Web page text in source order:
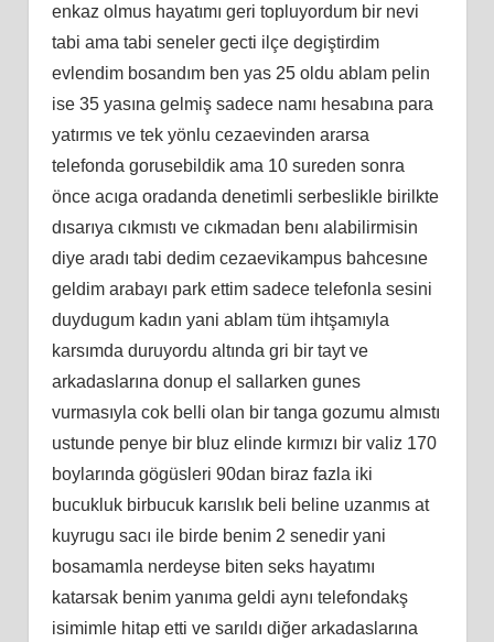
enkaz olmus hayatımı geri topluyordum bir nevi
tabi ama tabi seneler gecti ilçe degiştirdim
evlendim bosandım ben yas 25 oldu ablam pelin
ise 35 yasına gelmiş sadece namı hesabına para
yatırmıs ve tek yönlu cezaevinden ararsa
telefonda gorusebildik ama 10 sureden sonra
önce acıga oradanda denetimli serbeslikle birilkte
dısarıya cıkmıstı ve cıkmadan benı alabilirmisin
diye aradı tabi dedim cezaevikampus bahcesıne
geldim arabayı park ettim sadece telefonla sesini
duydugum kadın yani ablam tüm ihtşamıyla
karsımda duruyordu altında gri bir tayt ve
arkadaslarına donup el sallarken gunes
vurmasıyla cok belli olan bir tanga gozumu almıstı
ustunde penye bir bluz elinde kırmızı bir valiz 170
boylarında gögüsleri 90dan biraz fazla iki
bucukluk birbucuk karıslık beli beline uzanmıs at
kuyrugu sacı ile birde benim 2 senedir yani
bosamamla nerdeyse biten seks hayatımı
katarsak benim yanıma geldi aynı telefondakş
isimimle hitap etti ve sarıldı diğer arkadaslarına